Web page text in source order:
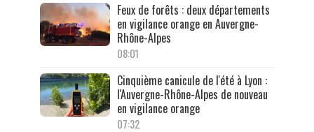
Feux de forêts : deux départements
en vigilance orange en Auvergne-
Rhône-Alpes
08:01
Cinquième canicule de l'été à Lyon :
l'Auvergne-Rhône-Alpes de nouveau
en vigilance orange
07:32